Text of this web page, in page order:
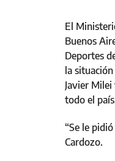
El
Buenos
Deportes
la
Javier
todo el
“Se le
Cardozo.